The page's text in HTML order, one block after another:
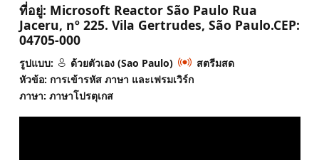
ที่อยู่: Microsoft Reactor São Paulo Rua
Jaceru, nº 225. Vila Gertrudes, São Paulo.CEP:
04705-000
รูปแบบ: ด้วยตัวเอง (Sao Paulo)
สตรีมสด
หัวข้อ: การเข้ารหัส ภาษา และเฟรมเวิร์ก
ภาษา: ภาษาโปรตุเกส